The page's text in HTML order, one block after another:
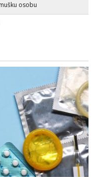
trazim puno
i razumjevanja.
osobu